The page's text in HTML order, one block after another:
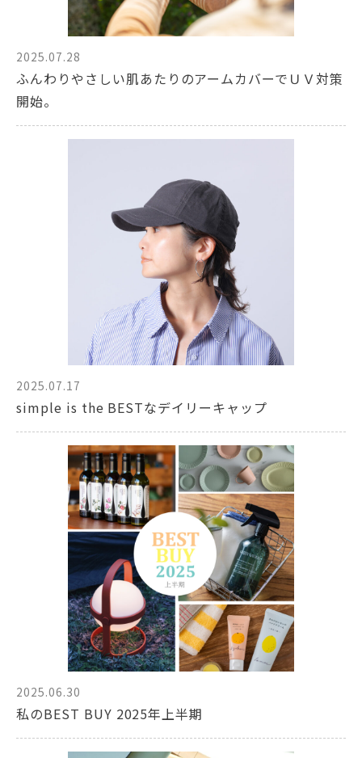
2025.07.28
ふんわりやさしい肌あたりのアームカバーでＵＶ対策
開始。
2025.07.17
simple is the BESTなデイリーキャップ
2025.06.30
私のBEST BUY 2025年上半期